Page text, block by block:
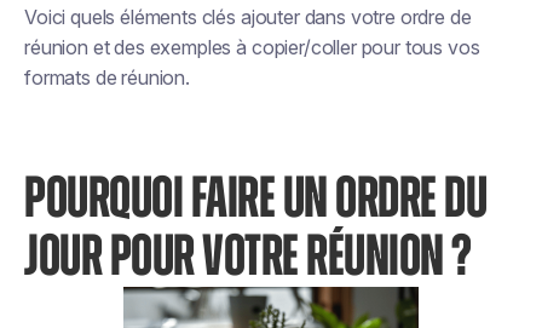
Voici quels éléments clés ajouter dans votre ordre de
réunion et des exemples à copier/coller pour tous vos
formats de réunion.
POURQUOI FAIRE UN ORDRE DU
JOUR POUR VOTRE RÉUNION ?